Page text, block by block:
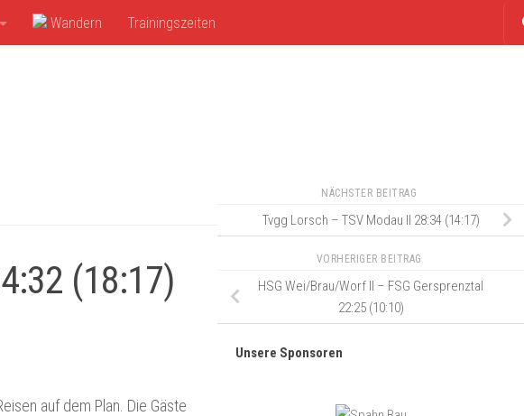
Wandern Trainingszeiten
(18:17)
auf dem Plan. Die Gäste
NÄCHSTER BEITRAG
Tvgg Lorsch – TSV Modau II 28:34 (14:17)
VORHERIGER BEITRAG
HSG Wei/Brau/Worf II – FSG Gersprenztal
22:25 (10:10)
Unsere Sponsoren